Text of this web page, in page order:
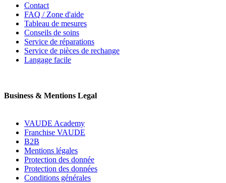
Contact
FAQ / Zone d'aide
Tableau de mesures
Conseils de soins
Service de réparations
Service de pièces de rechange
Langage facile
Business & Mentions Legal
VAUDE Academy
Franchise VAUDE
B2B
Mentions légales
Protection des donnée
Protection des données
Conditions générales